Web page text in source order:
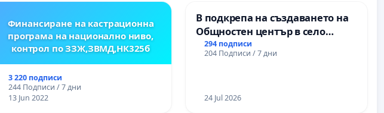
Финансиране на кастрационна
програма на национално ниво,
контрол по ЗЗЖ,ЗВМД,НК325б
3 220 подписи
244 Подписи / 7 дни
13 Jun 2022
В подкрепа на създаването на
Общностен център в село
Църква
294 подписи
204 Подписи / 7 дни
24 Jul 2026